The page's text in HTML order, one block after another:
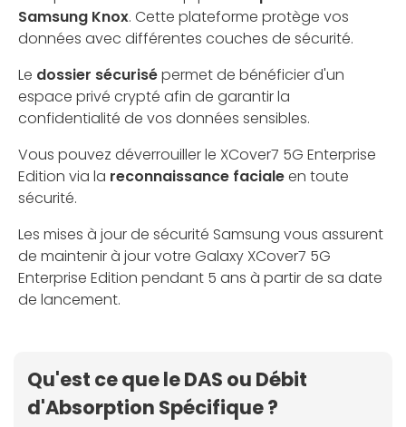
Samsung Knox. Cette plateforme protège vos
données avec différentes couches de sécurité.
Le dossier sécurisépermet de bénéficier d'un
espace privé crypté afin de garantir la
confidentialité de vos données sensibles.
Vous pouvez déverrouiller le XCover7 5G Enterprise
Edition via la reconnaissance facialeen toute
sécurité.
Les mises à jour de sécurité Samsung vous assurent
de maintenir à jour votre Galaxy XCover7 5G
Enterprise Edition pendant 5 ans à partir de sa date
de lancement.
Qu'est ce que le DAS ou Débit
d'Absorption Spécifique ?